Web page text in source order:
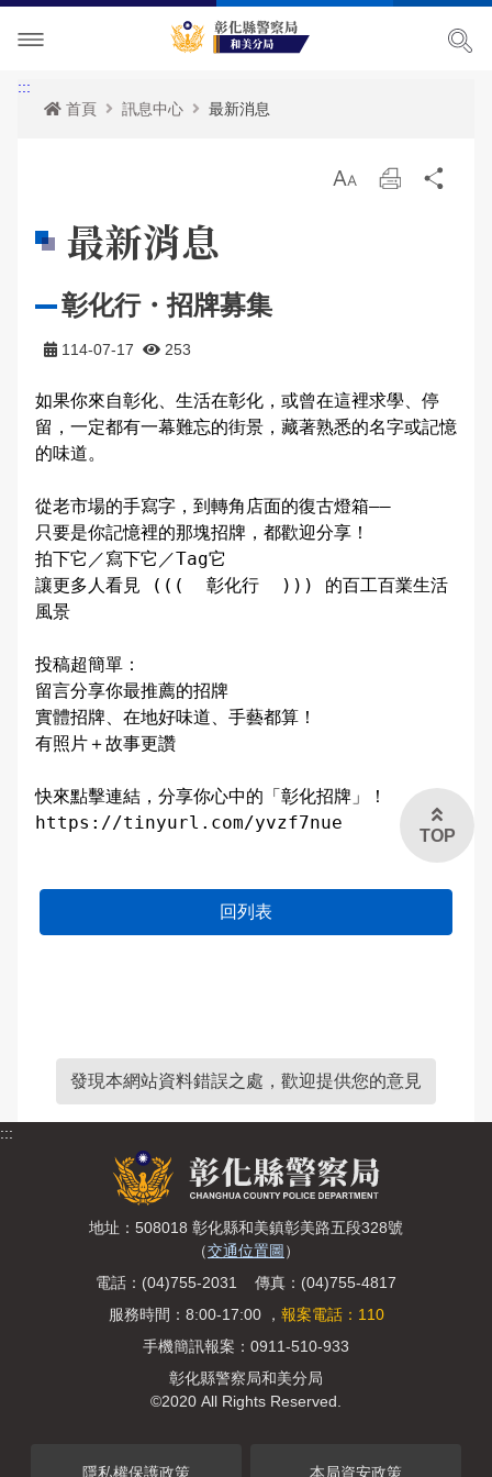
單位介紹
聯絡資訊
轄區概況
轄區派出所
活動訊息
公開徵信專區
RSS訊息中心
治安宣導
交通安全宣導
婦幼宣導
保防宣導
廉政指引
便民服務
政府資訊公開
申辦資訊
常見問答
防空疏散避難專區
民意廣場
分局長信箱
問卷調查
警民交流留言板
交通違規檢舉
影音出版品
活動相簿
影音多媒體
相關連結
雙語詞彙
本局信箱
:::
首頁
訊息中心 最新消息
放 列
最新消息
彰化行・招牌募集
114-07-17 253
如果你來自彰化、生活在彰化，或曾在這裡求學、停
留，一定都有一幕難忘的街景，藏著熟悉的名字或記憶
的味道。
從老市場的手寫字，到轉角店面的復古燈箱——
只要是你記憶裡的那塊招牌，都歡迎分享！
拍下它／寫下它／Tag它
讓更多人看見 (((  彰化行  ))) 的百工百業生活
風景
投稿超簡單：
留言分享你最推薦的招牌
實體招牌、在地好味道、手藝都算！
有照片＋故事更讚
快來點擊連結，分享你心中的「彰化招牌」！
回列表
發現本網站資料錯誤之處，歡迎提供您的意見
:::
地址：508018 彰化縣和美鎮彰美路五段328號
（交通位置圖 ）
電話：(04)755-2031 傳真：(04)755-4817
服務時間：8:00-17:00 ， 報案電話：110
手機簡訊報案：0911-510-933
彰化縣警察局和美分局
©2020 All Rights Reserved.
隱私權保護政策 本局資安政策
TOP